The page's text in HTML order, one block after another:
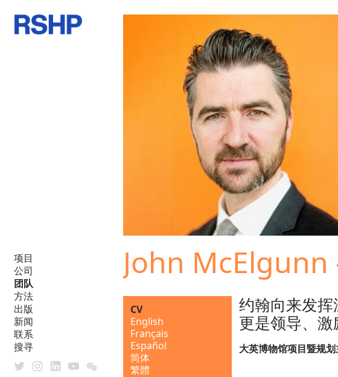
项目
公司
团队
方法
出版
新闻
联系
搜寻
John McElgunn
CV
English
Français
Español
简体
繁體
约翰向来发挥
更是领导、
大英博物馆项目暨规